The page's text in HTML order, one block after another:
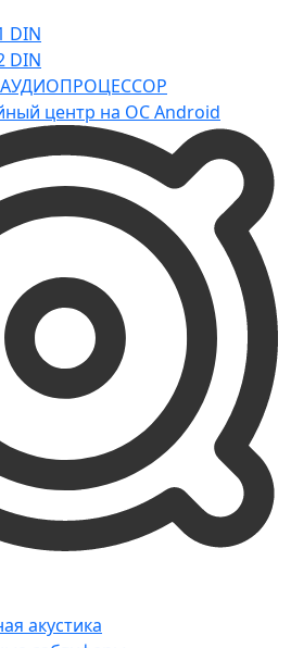
DIN
DIN
АУДИОПРОЦЕССОР
центр на ОС Android
акустика